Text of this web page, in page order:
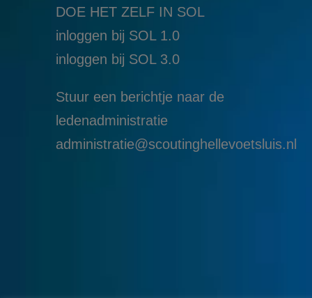
DOE HET ZELF IN SOL
inloggen bij SOL 1.0
inloggen bij SOL 3.0
Stuur een berichtje naar de
ledenadministratie
administratie@scoutinghellevoetsluis.nl